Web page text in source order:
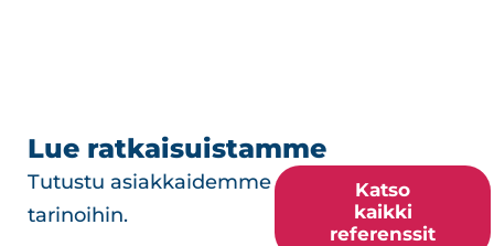
Lue ratkaisuistamme
Tutustu asiakkaidemme
tarinoihin.
Katso
kaikki
referenssit